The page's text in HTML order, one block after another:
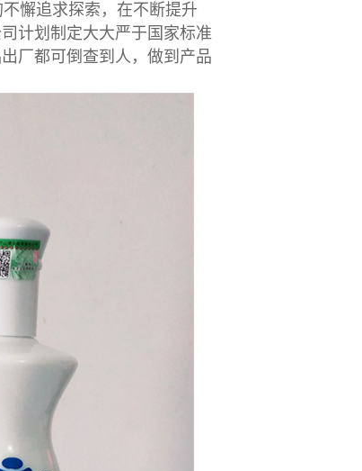
懈追求探索，在不断提升
计划制定大大严于国家标准
厂都可倒查到人，做到产品